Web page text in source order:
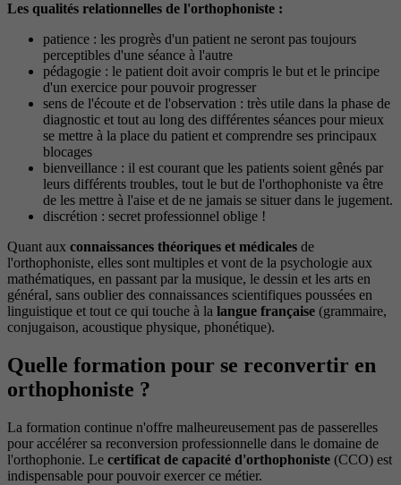
Les qualités relationnelles de l'orthophoniste :
patience : les progrès d'un patient ne seront pas toujours
perceptibles d'une séance à l'autre
pédagogie : le patient doit avoir compris le but et le principe
d'un exercice pour pouvoir progresser
sens de l'écoute et de l'observation : très utile dans la phase de
diagnostic et tout au long des différentes séances pour mieux
se mettre à la place du patient et comprendre ses principaux
blocages
bienveillance : il est courant que les patients soient gênés par
leurs différents troubles, tout le but de l'orthophoniste va être
de les mettre à l'aise et de ne jamais se situer dans le jugement.
discrétion : secret professionnel oblige !
Quant aux connaissances théoriques et médicales de
l'orthophoniste, elles sont multiples et vont de la psychologie aux
mathématiques, en passant par la musique, le dessin et les arts en
général, sans oublier des connaissances scientifiques poussées en
linguistique et tout ce qui touche à la langue française (grammaire,
conjugaison, acoustique physique, phonétique).
Quelle formation pour se reconvertir en
orthophoniste ?
La formation continue n'offre malheureusement pas de passerelles
pour accélérer sa reconversion professionnelle dans le domaine de
l'orthophonie. Le certificat de capacité d'orthophoniste (CCO) est
indispensable pour pouvoir exercer ce métier.